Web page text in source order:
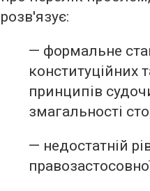
розв'язує:
— формальне
конституційних
принципів
змагальності
— недостатній